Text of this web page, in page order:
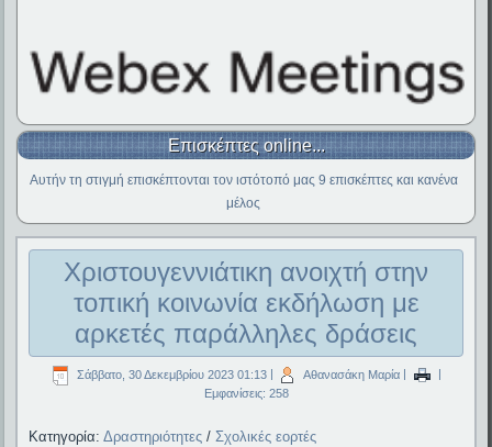
Επισκέπτες online...
Αυτήν τη στιγμή επισκέπτονται τον ιστότοπό μας 9 επισκέπτες και κανένα
μέλος
Χριστουγεννιάτικη ανοιχτή στην
τοπική κοινωνία εκδήλωση με
αρκετές παράλληλες δράσεις
Σάββατο, 30 Δεκεμβρίου 2023 01:13 Αθανασάκη Μαρία
Εμφανίσεις: 258
Κατηγορία:Δραστηριότητες /Σχολικές εορτές